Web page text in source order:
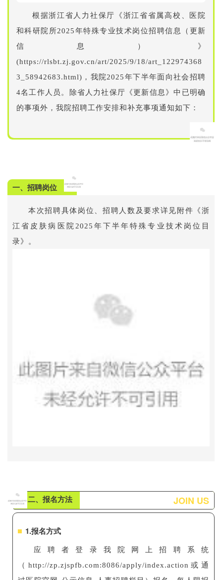
根据浙江省人力社保厅《浙江省省属高校、医院
和科研院所2025年特殊专业技术岗位招聘信息（更新
信息）》
(https://rlsbt.zj.gov.cn/art/2025/9/18/art_122974368
3_58942683.html)，我院2025年下半年面向社会招聘
4名工作人员。除省人力社保厅《更新信息》中已明确
的事项外，我院招聘工作安排和补充事项通知如下：
一、招聘岗位
本次招聘具体岗位、招聘人数及要求详见附件《浙
江省皮肤病医院2025年下半年特殊专业技术岗位目
录》。
二、报名方法 JOIN US
1.报名方式
应聘者登录我院网上招聘系统
（http://zp.zjspfb.com:8086/apply/index.action或通